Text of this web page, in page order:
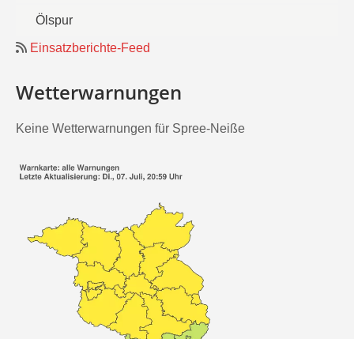
Ölspur
Einsatzberichte-Feed
Wetterwarnungen
Keine Wetterwarnungen für Spree-Neiße